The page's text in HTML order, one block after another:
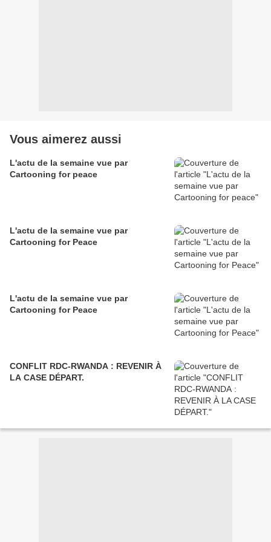
Vous aimerez aussi
L'actu de la semaine vue par
Cartooning for peace
L'actu de la semaine vue par
Cartooning for Peace
L'actu de la semaine vue par
Cartooning for Peace
CONFLIT RDC-RWANDA : REVENIR À
LA CASE DÉPART.